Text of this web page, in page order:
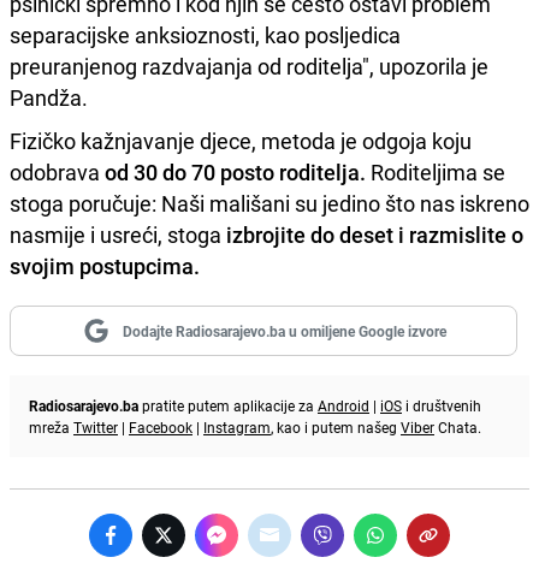
separacijske anksioznosti, kao posljedica
preuranjenog razdvajanja od roditelja", upozorila je
Pandža.
Fizičko kažnjavanje djece, metoda je odgoja koju
odobrava od 30 do 70 posto roditelja. Roditeljima se
stoga poručuje: Naši mališani su jedino što nas iskreno
nasmije i usreći, stoga izbrojite do deset i razmislite o
svojim postupcima.
Dodajte Radiosarajevo.ba u omiljene Google izvore
Radiosarajevo.bapratite putem aplikacije za Android | iOS i društvenih
mreža Twitter | Facebook | Instagram, kao i putem našeg ViberChata.